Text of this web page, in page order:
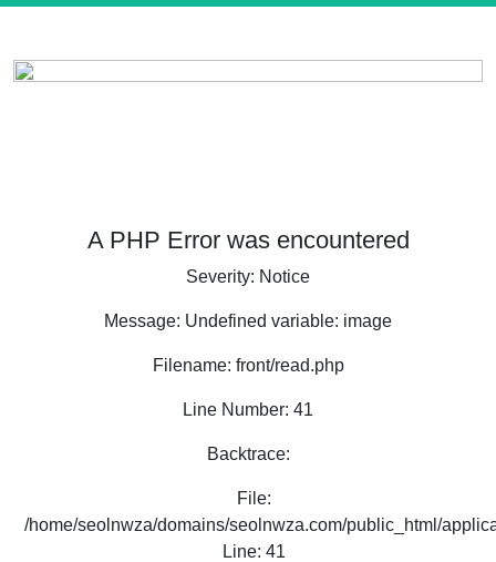
A PHP Error was encountered
Severity: Notice
Message: Undefined variable: image
Filename: front/read.php
Line Number: 41
Backtrace:
File:
/home/seolnwza/domains/seolnwza.com/public_html/
Line: 41